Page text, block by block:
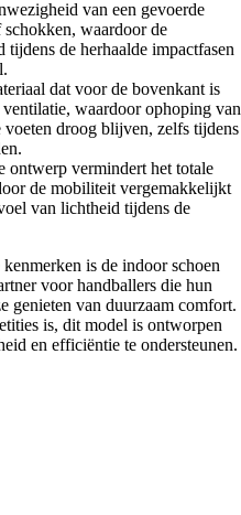
van een gevoerde
schokken, waardoor de
de herhaalde impactfasen
dat voor de bovenkant is
waardoor ophoping van
droog blijven, zelfs tijdens
ontwerp vermindert het totale
de mobiliteit vergemakkelijkt
van lichtheid tijdens de
is de indoor schoen
voor handballers die hun
genieten van duurzaam comfort.
is, dit model is ontworpen
en efficiëntie te ondersteunen.